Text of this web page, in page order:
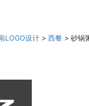
LOGO设计 > 西餐 > 砂锅